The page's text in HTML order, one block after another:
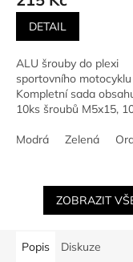
DETAIL
ALU šrouby do plexi
sportovního motocyklu
Kompletní sada
10ks šroubů M5x15,
zapouzdřených matek
Modrá Zelená
ZOBRAZIT
Popis Diskuze